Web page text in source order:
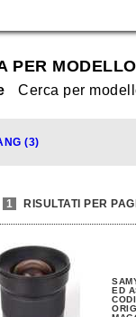
PER
Cerca per
(3)
1 RISULTATI PER
ED